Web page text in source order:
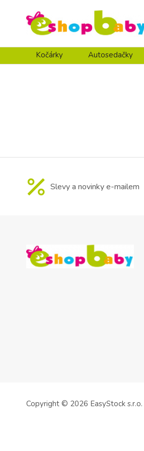
Kočárky Autosedačky
Slevy a novinky e-mailem
Copyright © 2026 EasyStock s.r.o.